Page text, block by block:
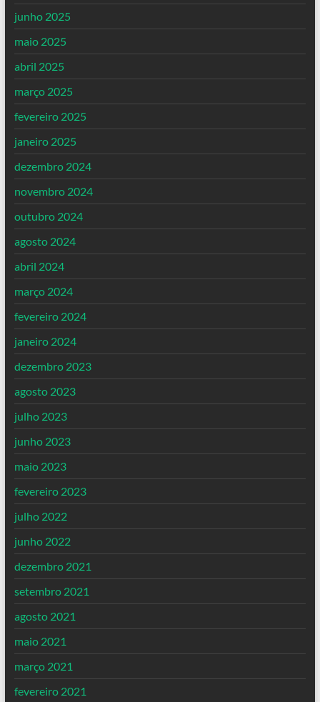
junho 2025
maio 2025
abril 2025
março 2025
fevereiro 2025
janeiro 2025
dezembro 2024
novembro 2024
outubro 2024
agosto 2024
abril 2024
março 2024
fevereiro 2024
janeiro 2024
dezembro 2023
agosto 2023
julho 2023
junho 2023
maio 2023
fevereiro 2023
julho 2022
junho 2022
dezembro 2021
setembro 2021
agosto 2021
maio 2021
março 2021
fevereiro 2021